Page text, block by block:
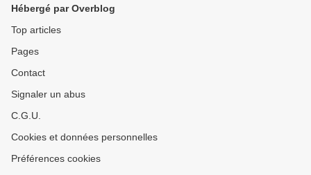
Hébergé par Overblog
Top articles
Pages
Contact
Signaler un abus
C.G.U.
Cookies et données personnelles
Préférences cookies